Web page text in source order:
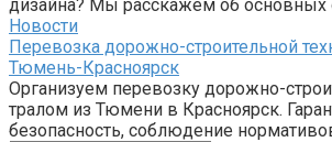
дизайна? Мы расскажем об основных
Новости
Перевозка дорожно-строительной
Тюмень-Красноярск
Организуем перевозку дорожно-
тралом из Тюмени в Красноярск.
безопасность, соблюдение